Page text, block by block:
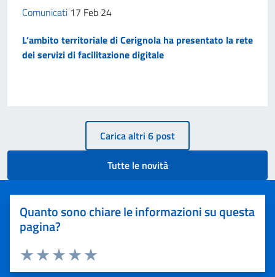
Comunicati 17 Feb 24
L’ambito territoriale di Cerignola ha presentato la rete
dei servizi di facilitazione digitale
Tutte le novità
Quanto sono chiare le informazioni su questa
pagina?
Valuta 5 stelle su 5
Valuta 4 stelle su 5
Valuta 3 stelle su 5
Valuta 2 stelle su 5
Valuta 1 stelle su 5